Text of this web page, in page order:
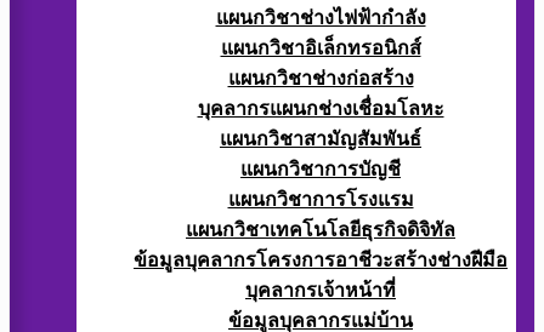
แผนกวิชาช่างไฟฟ้ากำลัง
แผนกวิชาอิเล็กทรอนิกส์
แผนกวิชาช่างก่อสร้าง
บุคลากรแผนกช่างเชื่อมโลหะ
แผนกวิชาสามัญสัมพันธ์
แผนกวิชาการบัญชี
แผนกวิชาการโรงแรม
แผนกวิชาเทคโนโลยีธุรกิจดิจิทัล
ข้อมูลบุคลากรโครงการอาชีวะสร้างช่างฝีมือ
บุคลากรเจ้าหน้าที่
ข้อมูลบุคลากรแม่บ้าน